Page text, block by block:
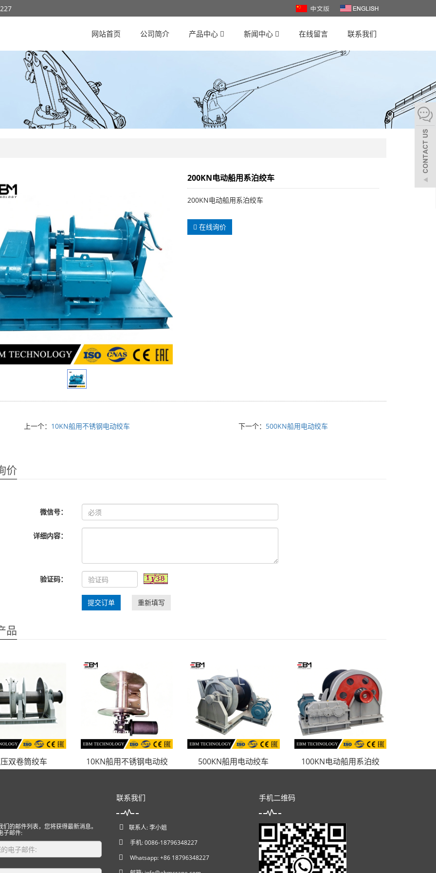
网站首页 公司简介 产品中心 新闻中心 在线留言 联系我们
200KN电动船用系泊绞车
200KN电动船用系泊绞车
在线询价
上一个： 10KN船用不锈钢电动绞车 下一个： 500KN船用电动绞车
价
微信号：
详细内容：
验证码：
提交订单 重新填写
品
双卷筒绞车 10KN船用不锈钢电动绞 500KN船用电动绞车 100KN电动船用系泊绞
们的邮件列表，您将获得最新消息。
子邮件:
联系我们
联系人: 李小姐
手机: 0086-18796348227
Whatsapp: +86 18796348227
手机二维码